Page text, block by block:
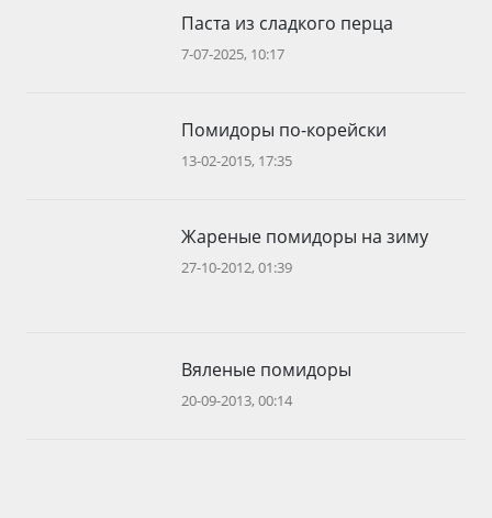
Паста из сладкого перца
7-07-2025, 10:17
Помидоры по-корейски
13-02-2015, 17:35
Жареные помидоры на зиму
27-10-2012, 01:39
Вяленые помидоры
20-09-2013, 00:14